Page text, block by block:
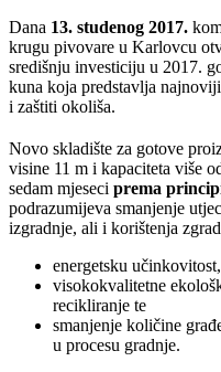
Dana 13. studenog 2017.
krugu pivovare u Karlovcu
središnju investiciju u 2017.
kuna koja predstavlja
i zaštiti okoliša.
Novo skladište za gotove
visine 11 m i kapaciteta više
sedam mjeseci prema
podrazumijeva smanjenje
izgradnje, ali i korištenja
energetsku učinkovitost,
visokokvalitetne
recikliranje te
smanjenje količine
u procesu gradnje.